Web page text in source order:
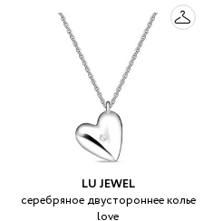
LU JEWEL
серебряное двустороннее колье
love